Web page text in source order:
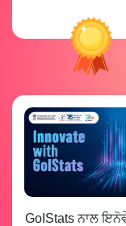
GoIStats ਨਾਲ